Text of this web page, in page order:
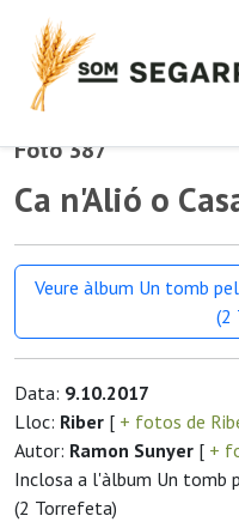
Foto 387
Ca n'Alió o
Veure àlbum Un tomb
(2
Data: 9.10.2017
Lloc: Riber [ + fotos de
Autor: Ramon Sunyer [ +
Inclosa a l'àlbum Un tomb
(2 Torrefeta)